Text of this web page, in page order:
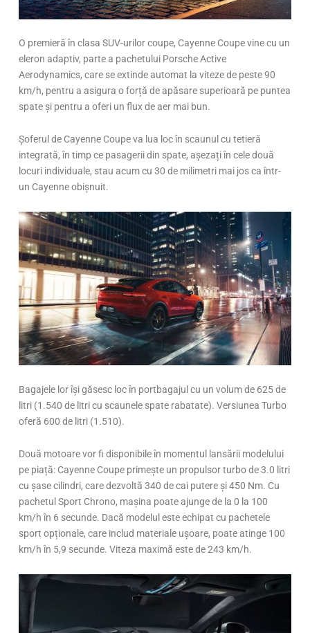
O premieră în clasa SUV-urilor coupe, Cayenne Coupe vine cu un
eleron adaptiv, parte a pachetului Porsche Active
Aerodynamics, care se extinde automat la viteze de peste 90
km/h, pentru a asigura o forță de apăsare superioară pe puntea
spate și pentru a oferi un flux de aer mai bun.
Șoferul de Cayenne Coupe va lua loc în scaunul cu tetieră
integrată, în timp ce pasagerii din spate, așezați în cele două
locuri individuale, stau acum cu 30 de milimetri mai jos ca într-
un Cayenne obișnuit.
Bagajele lor își găsesc loc în portbagajul cu un volum de 625 de
litri (1.540 de litri cu scaunele spate rabatate). Versiunea Turbo
oferă 600 de litri (1.510).
Două motoare vor fi disponibile în momentul lansării modelului
pe piață: Cayenne Coupe primește un propulsor turbo de 3.0 litri
cu șase cilindri, care dezvoltă 340 de cai putere și 450 Nm. Cu
pachetul Sport Chrono, mașina poate ajunge de la 0 la 100
km/h în 6 secunde. Dacă modelul este echipat cu pachetele
sport opționale, care includ materiale ușoare, poate atinge 100
km/h în 5,9 secunde. Viteza maximă este de 243 km/h.